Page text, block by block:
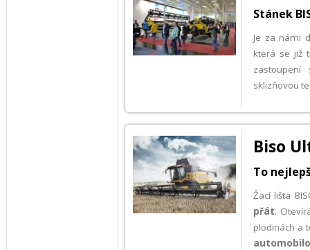
Stánek
Je za námi
která se již
zastoupení
sklizňovou
Biso
To
Žací lišta
přát.
plodinách a